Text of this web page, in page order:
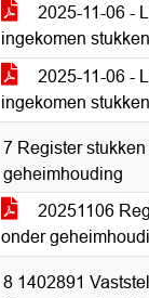
2025-11-06 -
ingekomen
2025-11-06 -
ingekomen stukken
7 Register
geheimhouding
20251106
onder
8 1402891